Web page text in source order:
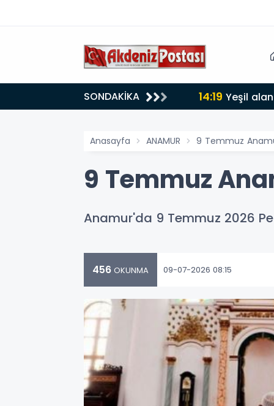
SONDAKİKA
30 dereceyi gördü 14:19 Yeşil
Anasayfa ANAMUR 9 Temmuz
9 Temmuz
Anamur'da 9 Temmuz 2026
456 OKUNMA 09-07-2026 08:15